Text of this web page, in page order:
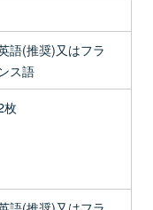
語(推奨)又はフラ
ンス語
枚